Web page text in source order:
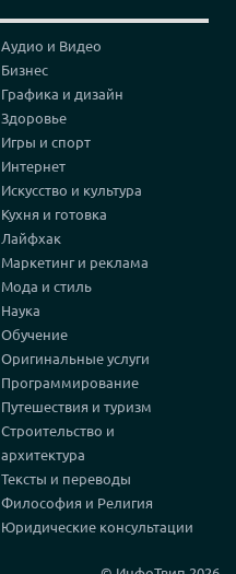
Аудио и Видео
Бизнес
Графика и дизайн
Здоровье
Игры и спорт
Интернет
Искусство и культура
Кухня и готовка
Лайфхак
Маркетинг и реклама
Мода и стиль
Наука
Обучение
Оригинальные услуги
Программирование
Путешествия и туризм
Строительство и
архитектура
Тексты и переводы
Философия и Религия
Юридические консультации